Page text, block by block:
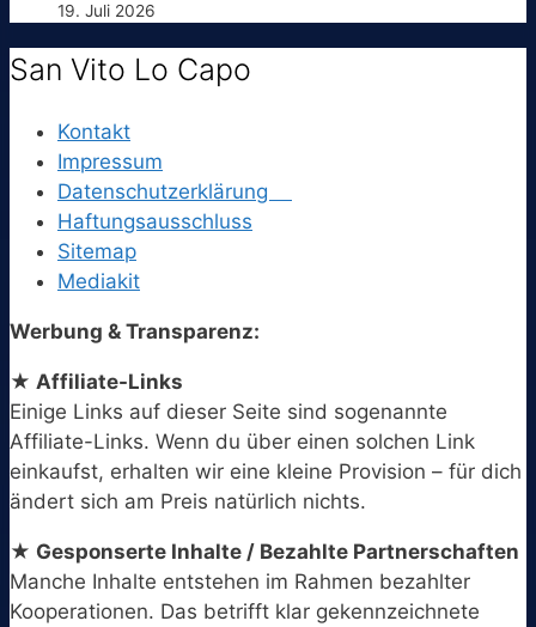
19. Juli 2026
San Vito Lo Capo
Kontakt
Impressum
Datenschutzerklärung
Haftungsausschluss
Sitemap
Mediakit
Werbung & Transparenz:
★ Affiliate-Links
Einige Links auf dieser Seite sind sogenannte
Affiliate-Links. Wenn du über einen solchen Link
einkaufst, erhalten wir eine kleine Provision – für dich
ändert sich am Preis natürlich nichts.
★ Gesponserte Inhalte / Bezahlte Partnerschaften
Manche Inhalte entstehen im Rahmen bezahlter
Kooperationen. Das betrifft klar gekennzeichnete